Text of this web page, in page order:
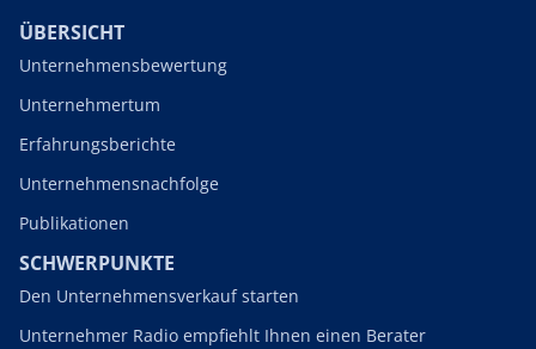
ÜBERSICHT
Unternehmensbewertung
Unternehmertum
Erfahrungsberichte
Unternehmensnachfolge
Publikationen
SCHWERPUNKTE
Den Unternehmensverkauf starten
Unternehmer Radio empfiehlt Ihnen einen Berater